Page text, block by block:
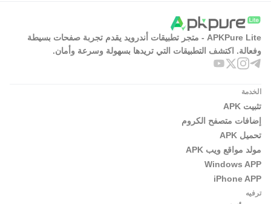
APKPure Lite - متجر تطبيقات أندرويد يقدم تجربة صفحات بسيطة
وفعالة. اكتشف التطبيقات التي تريدها بسهولة وسرعة وأمان.
الخدمة
تثبيت APK
إضافات متصفح الكروم
تحميل APK
مولد مواقع ويب APK
Windows APP
iPhone APP
ترفيه